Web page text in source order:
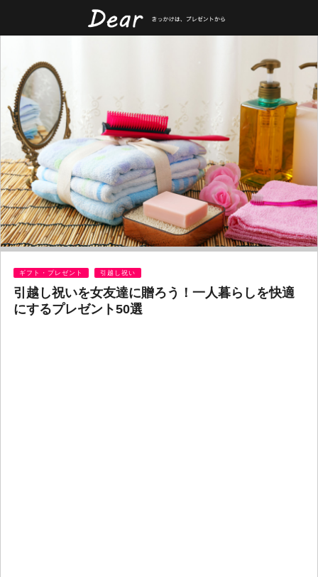
ギフト・プレゼント 引越し祝い
引越し祝いを女友達に贈ろう！一人暮らしを快適
にするプレゼント50選